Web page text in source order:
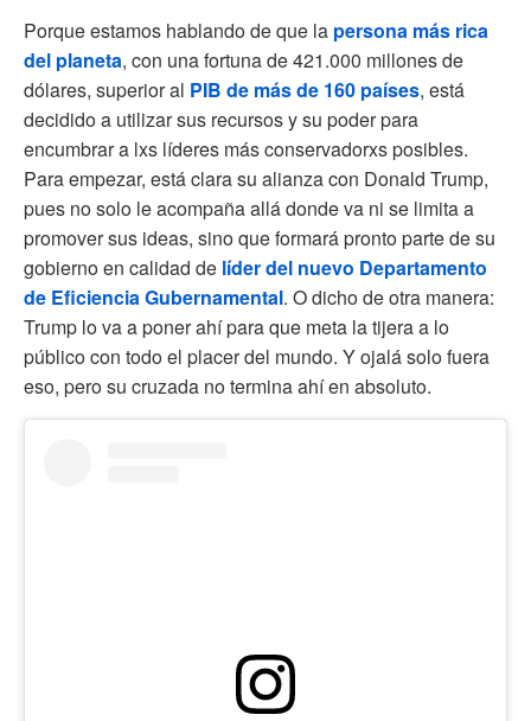
Porque estamos hablando de que la persona más rica
del planeta, con una fortuna de 421.000 millones de
dólares, superior al PIB de más de 160 países, está
decidido a utilizar sus recursos y su poder para
encumbrar a lxs líderes más conservadorxs posibles.
Para empezar, está clara su alianza con Donald Trump,
pues no solo le acompaña allá donde va ni se limita a
promover sus ideas, sino que formará pronto parte de su
gobierno en calidad de líder del nuevo Departamento
de Eficiencia Gubernamental. O dicho de otra manera:
Trump lo va a poner ahí para que meta la tijera a lo
público con todo el placer del mundo. Y ojalá solo fuera
eso, pero su cruzada no termina ahí en absoluto.